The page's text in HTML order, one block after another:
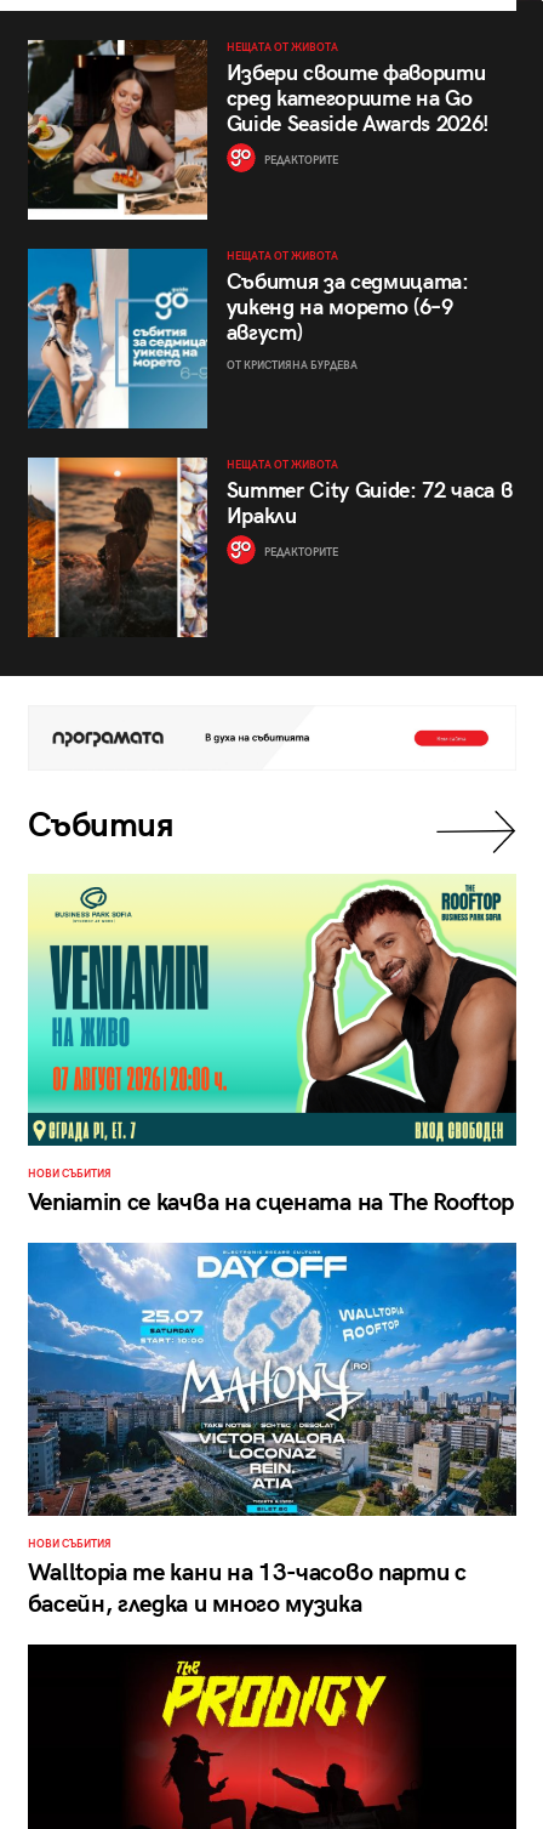
НЕЩАТА ОТ ЖИВОТА
Избери своите фаворити
сред категориите на Go
Guide Seaside Awards 2026!
РЕДАКТОРИТЕ
НЕЩАТА ОТ ЖИВОТА
Събития за седмицата:
уикенд на морето (6–9
август)
ОТ КРИСТИЯНА БУРДЕВА
НЕЩАТА ОТ ЖИВОТА
Summer City Guide: 72 часа в
Иракли
РЕДАКТОРИТЕ
Събития
НОВИ СЪБИТИЯ
Veniamin се качва на сцената на The Rooftop
НОВИ СЪБИТИЯ
Walltopia те кани на 13-часово парти с
басейн, гледка и много музика